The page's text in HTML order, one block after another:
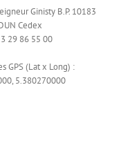
Ginisty B.P. 10183
Cedex
29 86 55 00
GPS (Lat x Long) :
5.380270000